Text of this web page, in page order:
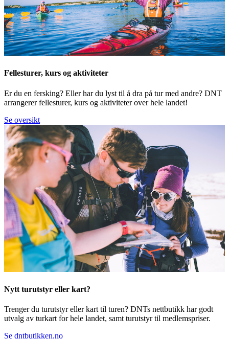
Fellesturer, kurs og aktiviteter
Er du en fersking? Eller har du lyst til å dra på tur med andre? DNT
arrangerer fellesturer, kurs og aktiviteter over hele landet!
Se oversikt
Nytt turutstyr eller kart?
Trenger du turutstyr eller kart til turen? DNTs nettbutikk har godt
utvalg av turkart for hele landet, samt turutstyr til medlemspriser.
Se dntbutikken.no